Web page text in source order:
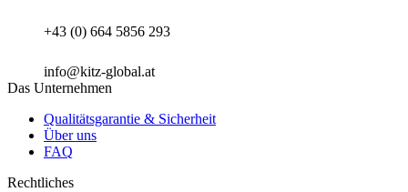
+43 (0) 664 5856 293
info@kitz-global.at
Das Unternehmen
Qualitätsgarantie & Sicherheit
Über uns
FAQ
Rechtliches